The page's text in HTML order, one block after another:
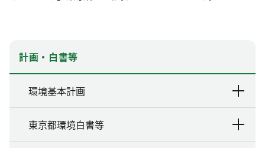
計画・白書等
環境基本計画
東京都環境白書等